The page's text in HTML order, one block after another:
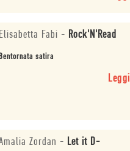
Fabi - Rock'N'Read
satira
Leggi
Zordan - Let it D-